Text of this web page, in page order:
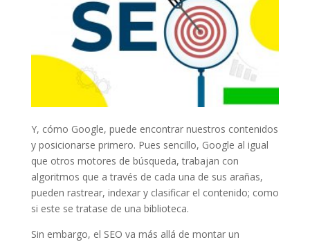
Y, cómo Google, puede encontrar nuestros contenidos
y posicionarse primero. Pues sencillo, Google al igual
que otros motores de búsqueda, trabajan con
algoritmos que a través de cada una de sus arañas,
pueden rastrear, indexar y clasificar el contenido; como
si este se tratase de una biblioteca.
Sin embargo, el SEO va más allá de montar un